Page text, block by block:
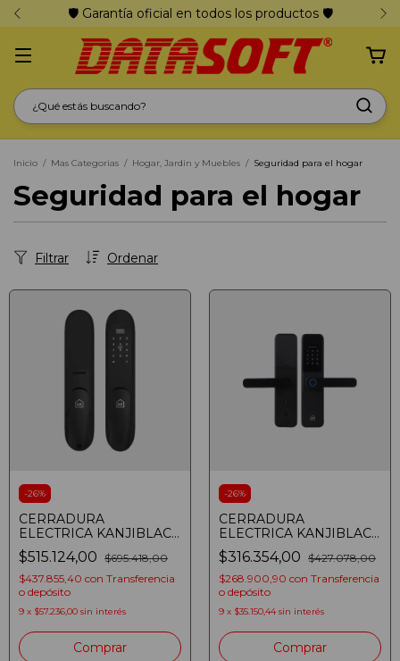
🛡️ Garantía oficial en todos los productos 🛡️
Inicio / Mas Categorias / Hogar, Jardin y Muebles / Seguridad para el hogar
Seguridad para el hogar
Ordenar
Filtrar
-26%
CERRADURA
ELECTRICA KANJIBLACK
A8 WIFI HUELLA APP
TUYA (7635718721096)
$515.124,00 $695.418,00
$437.855,40 con Transferencia
o depósito
9 x $57.236,00 sin interés
-26%
CERRADURA
ELECTRICA KANJIBLACK
W971 WIFI HUELLA APP
TUYA (7635718721164)
$316.354,00 $427.078,00
$268.900,90 con Transferencia
o depósito
9 x $35.150,44 sin interés